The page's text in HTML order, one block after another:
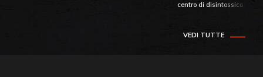
centro di
VEDI TUTTE